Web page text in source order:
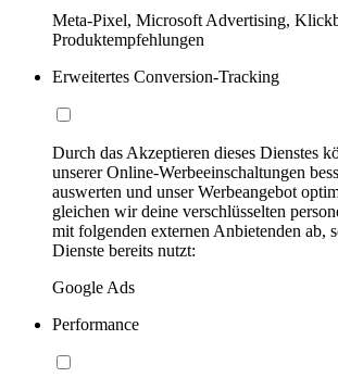
Meta-Pixel, Microsoft Advertising,
Produktempfehlungen
Erweitertes Conversion-Tracking
Durch das Akzeptieren dieses Dienstes
unserer Online-Werbeeinschaltungen
auswerten und unser Werbeangebot
gleichen wir deine verschlüsselten
mit folgenden externen Anbietenden ab,
Dienste bereits nutzt:
Google Ads
Performance